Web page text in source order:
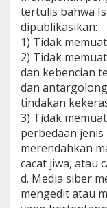
tertulis bahwa
dipublikasikan:
1) Tidak
2) Tidak
dan kebencian
dan
tindakan
3) Tidak
perbedaan
merendahkan
cacat jiwa, atau
d. Media siber
mengedit atau